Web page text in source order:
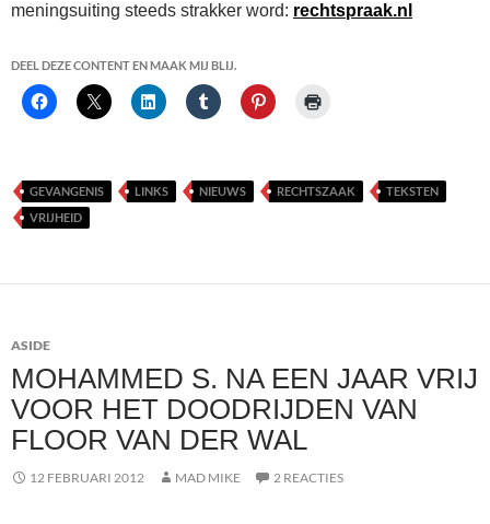
meningsuiting steeds strakker word: rechtspraak.nl
DEEL DEZE CONTENT EN MAAK MIJ BLIJ.
GEVANGENIS LINKS NIEUWS RECHTSZAAK
TEKSTEN
VRIJHEID
ASIDE
MOHAMMED S. NA EEN JAAR VRIJ
VOOR HET DOODRIJDEN VAN
FLOOR VAN DER WAL
12 FEBRUARI 2012 MAD MIKE 2 REACTIES